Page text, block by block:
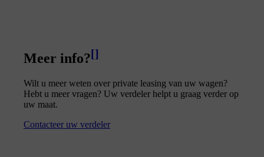
Meer info?[]
Wilt u meer weten over private leasing van uw wagen?
Hebt u meer vragen? Uw verdeler helpt u graag verder op
uw maat.
Contacteer uw verdeler